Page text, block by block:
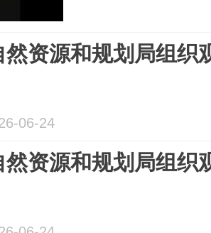
然资源和规划局组织
06-24
然资源和规划局组织